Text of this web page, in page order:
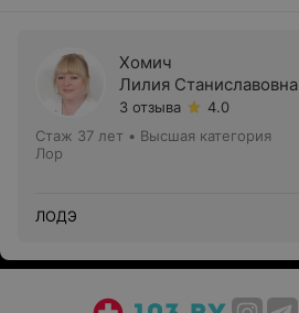
Хомич
Лилия Станиславовна
3 отзыва
4.0
Стаж 37 лет • Высшая категория
Лор
ЛОДЭ